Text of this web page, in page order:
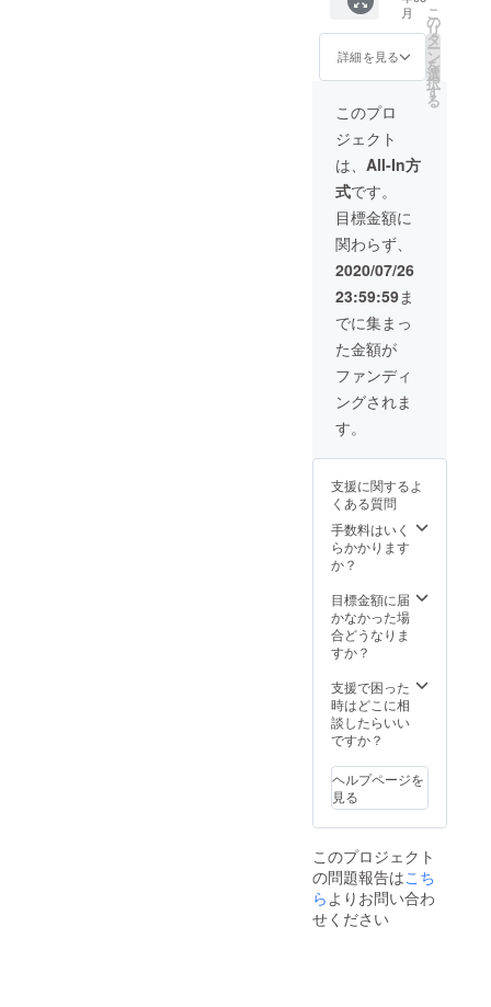
ませ
ん。
ニック
ネーム
など)。
合はT
シャツ
への印
刷は出
来ませ
んの
で、ご
注意く
ださ
い。印
刷が不
要の場
合は、
未記入
で構い
ませ
ん。
付可能
時間
は、15
時～19
時で
す。(土
日祝も
可) ・受
付時間
から60
分間と
なりま
す。 ・
要予約
です。
・60分
間に
は、調
理時間
も含ま
れま
す。 ・
複数人
食べる
禁止で
す。 ・
複数注
文は可
能です
ず食べ
きれる
量をご
注文く
い。 ・
食べ残
しが多
い場合
の量に
応じて
別途料
金を頂
しま
す。 ・
使用開
始日期
限は
いしま
す！ 焼
肉丼専
門店モ
～モ～
の店長
と一緒
に、わ
くわく
する焼
肉丼を
創りま
しょう
☆ ※実
際に試
食や打
ち合わ
せをし
ながら
メ
ニュー
制作を
します
が可能
ご支援
をお願
いしま
す。 ＋
【60分
題券
(大)】
大盤振
る舞
種焼肉
丼が60
分間食
べ放題
しか
も、有
効期限
は使用
から1ヶ
月間！
もちろ
ん期間
中は毎
ディン
グの目
的の究
極の
形。 焼
肉丼専
門店モ
～モ～
のフラ
ンチャ
イズ加
盟で
す。 商
標・経
営ノウ
ハウ・
技術サ
ポー
ト・レ
シピ・
研修
等、フ
ラン
の出店
な各種
サポー
トをい
たしま
す。
ヤリ
ティは
総売上
金額の
・自分
のお店
を持ち
たい方
州で先
駆者に
なりた
い方 ・
好きな
方 ・食
べるこ
とが好
きな方
月
詳細を見る
こ
の
リ
タ
ー
ン
を
選
択
す
る
このプロ
ジェクト
は、 All-In方
式です。
目標金額に
関わらず、
2020/07/26
23:59:59ま
でに集まっ
た金額が
ファンディ
ングされま
す。
支援に関するよ
くある質問
手数料はいく
らかかります
か？
目標金額に届
かなかった場
合どうなりま
すか？
支援で困った
時はどこに相
談したらいい
ですか？
ヘルプページを
見る
このプロジェクト
の問題報告はこち
ら よりお問い合わ
せください